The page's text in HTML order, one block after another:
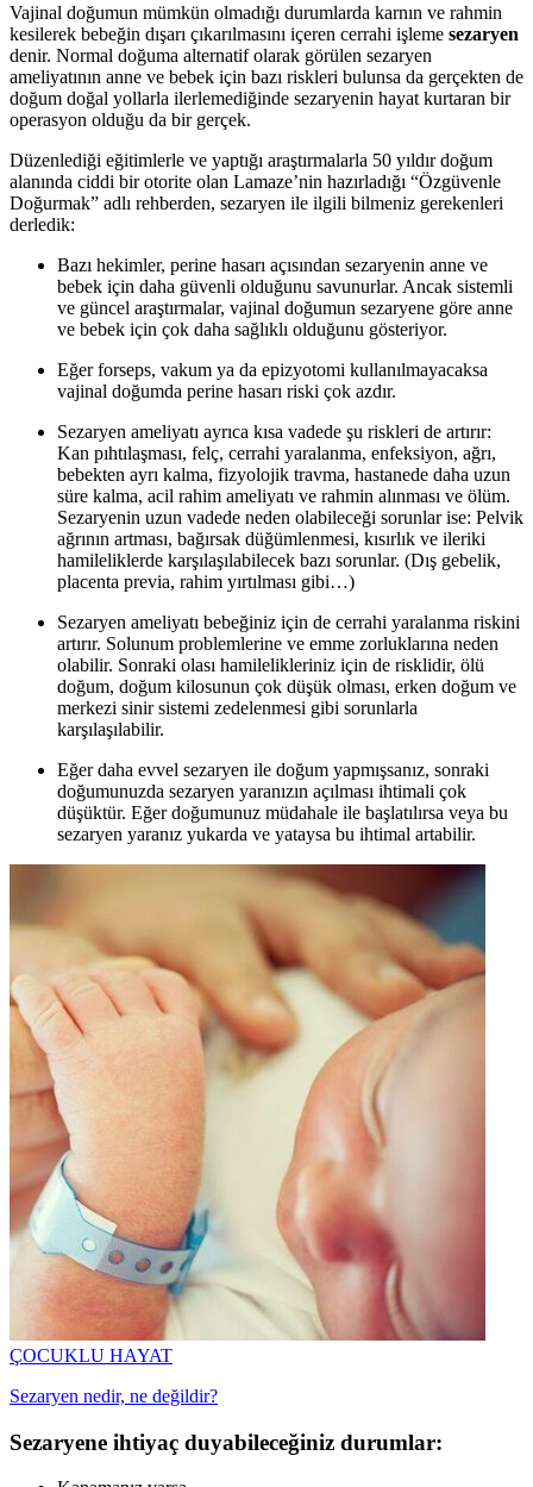
Vajinal doğumun mümkün olmadığı durumlarda karnın ve rahmin
kesilerek bebeğin dışarı çıkarılmasını içeren cerrahi işleme sezaryen
denir. Normal doğuma alternatif olarak görülen sezaryen
ameliyatının anne ve bebek için bazı riskleri bulunsa da gerçekten de
doğum doğal yollarla ilerlemediğinde sezaryenin hayat kurtaran bir
operasyon olduğu da bir gerçek.
Düzenlediği eğitimlerle ve yaptığı araştırmalarla 50 yıldır doğum
alanında ciddi bir otorite olan Lamaze’nin hazırladığı “Özgüvenle
Doğurmak” adlı rehberden, sezaryen ile ilgili bilmeniz gerekenleri
derledik:
Bazı hekimler, perine hasarı açısından sezaryenin anne ve
bebek için daha güvenli olduğunu savunurlar. Ancak sistemli
ve güncel araştırmalar, vajinal doğumun sezaryene göre anne
ve bebek için çok daha sağlıklı olduğunu gösteriyor.
Eğer forseps, vakum ya da epizyotomi kullanılmayacaksa
vajinal doğumda perine hasarı riski çok azdır.
Sezaryen ameliyatı ayrıca kısa vadede şu riskleri de artırır:
Kan pıhtılaşması, felç, cerrahi yaralanma, enfeksiyon, ağrı,
bebekten ayrı kalma, fizyolojik travma, hastanede daha uzun
süre kalma, acil rahim ameliyatı ve rahmin alınması ve ölüm.
Sezaryenin uzun vadede neden olabileceği sorunlar ise: Pelvik
ağrının artması, bağırsak düğümlenmesi, kısırlık ve ileriki
hamileliklerde karşılaşılabilecek bazı sorunlar. (Dış gebelik,
placenta previa, rahim yırtılması gibi…)
Sezaryen ameliyatı bebeğiniz için de cerrahi yaralanma riskini
artırır. Solunum problemlerine ve emme zorluklarına neden
olabilir. Sonraki olası hamilelikleriniz için de risklidir, ölü
doğum, doğum kilosunun çok düşük olması, erken doğum ve
merkezi sinir sistemi zedelenmesi gibi sorunlarla
karşılaşılabilir.
Eğer daha evvel sezaryen ile doğum yapmışsanız, sonraki
doğumunuzda sezaryen yaranızın açılması ihtimali çok
düşüktür. Eğer doğumunuz müdahale ile başlatılırsa veya bu
sezaryen yaranız yukarda ve yataysa bu ihtimal artabilir.
ÇOCUKLU HAYAT
Sezaryen nedir, ne değildir?
Sezaryene ihtiyaç duyabileceğiniz durumlar: